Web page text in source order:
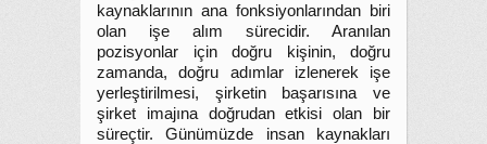
kaynaklarının ana fonksiyonlarından biri
olan işe alım sürecidir. Aranılan
pozisyonlar için doğru kişinin, doğru
zamanda, doğru adımlar izlenerek işe
yerleştirilmesi, şirketin başarısına ve
şirket imajına doğrudan etkisi olan bir
süreçtir. Günümüzde insan kaynakları